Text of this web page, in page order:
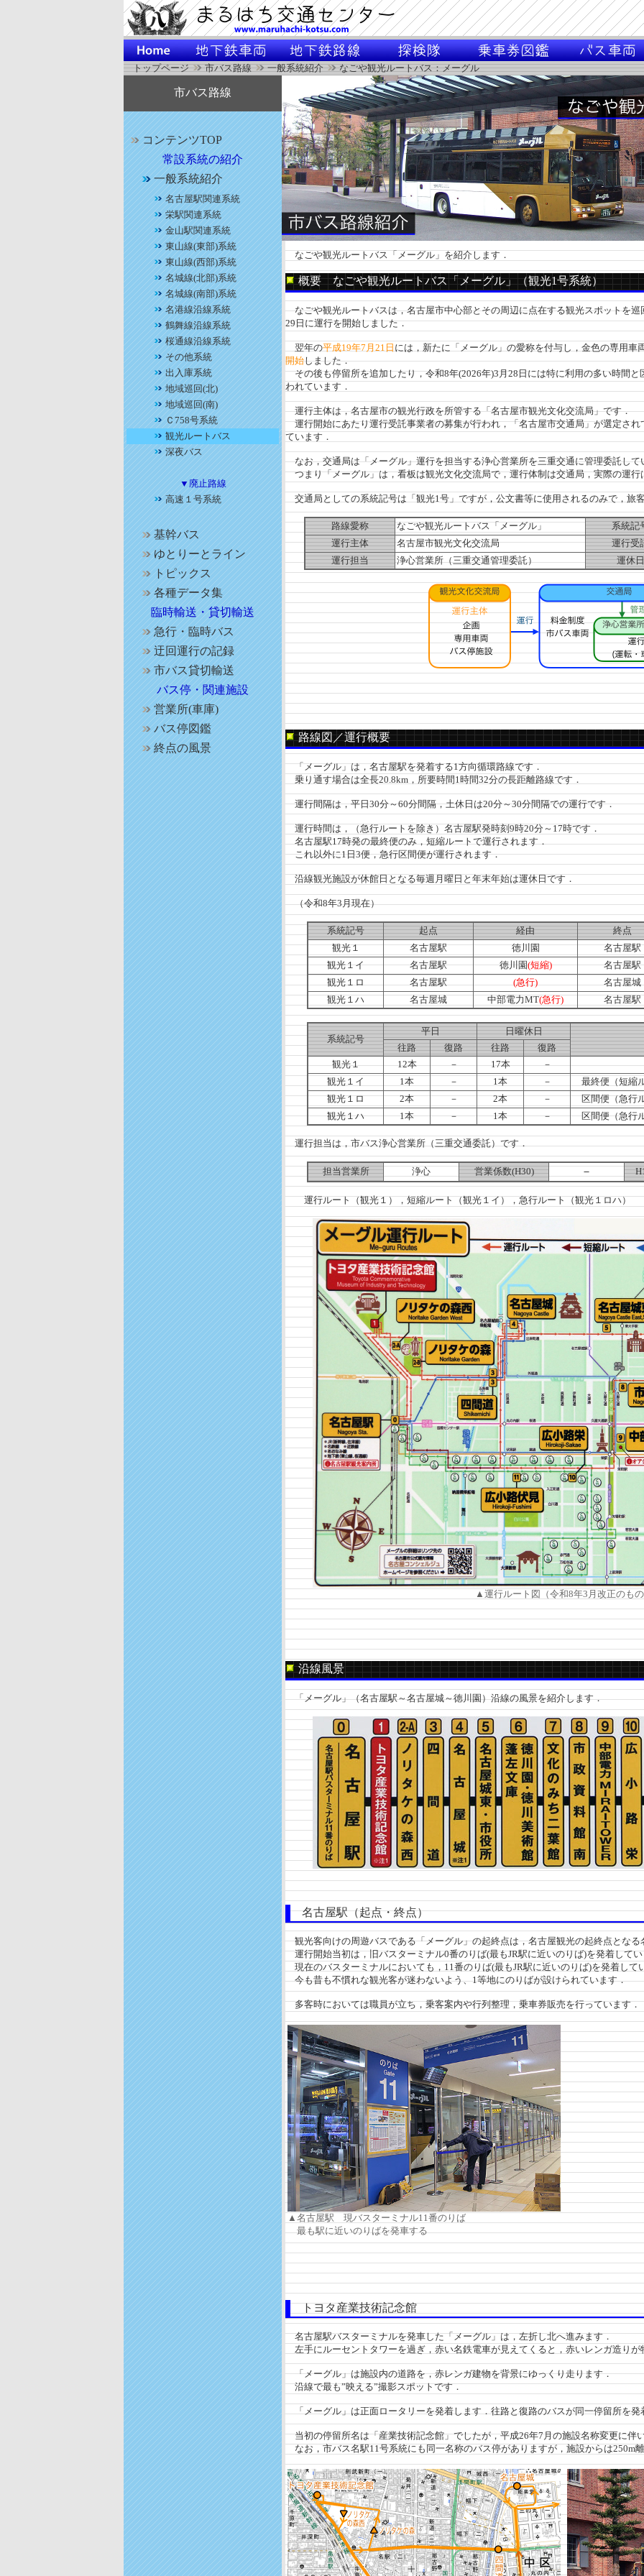
トップページ 市バス路線 一般系統紹介 なごや観光ルートバス：メーグル
市バス路線
コンテンツTOP
常設系統の紹介
一般系統紹介
名古屋駅関連系統
栄駅関連系統
金山駅関連系統
東山線(東部)系統
東山線(西部)系統
名城線(北部)系統
名城線(南部)系統
名港線沿線系統
鶴舞線沿線系統
桜通線沿線系統
その他系統
出入庫系統
地域巡回(北)
地域巡回(南)
Ｃ758号系統
観光ルートバス
深夜バス
▼廃止路線
高速１号系統
基幹バス
ゆとりーとライン
トピックス
各種データ集
臨時輸送・貸切輸送
急行・臨時バス
迂回運行の記録
市バス貸切輸送
バス停・関連施設
営業所(車庫)
バス停図鑑
終点の風景
なごや観光ルートバス「メーグル」を紹介します．
概要 なごや観光ルートバス「メーグル」（観光1号系統）
なごや観光ルートバスは，名古屋市中心部とその周辺に点在する観光スポットを巡
29日に運行を開始しました．
翌年の平成19年7月21日 には，新たに「メーグル」の愛称を付与し，金色の専用車
開始しました．
その後も停留所を追加したり，令和8年(2026年)3月28日には特に利用の多い時間と
われています．
運行主体は，名古屋市の観光行政を所管する「名古屋市観光文化交流局」です．
運行開始にあたり運行受託事業者の募集が行われ，「名古屋市交通局」が選定され
ています．
なお，交通局は「メーグル」運行を担当する浄心営業所を三重交通に管理委託して
つまり「メーグル」は，看板は観光文化交流局で，運行体制は交通局，実際の運行
交通局としての系統記号は「観光1号」ですが，公文書等に使用されるのみで，旅
路線愛称 なごや観光ルートバス「メーグル」
系統記
運行主体
名古屋市観光文化交流局
運行受
運行担当
浄心営業所（三重交通管理委託） 運休日
路線図／運行概要
「メーグル」は，名古屋駅を発着する1方向循環路線です．
乗り通す場合は全長20.8km，所要時間1時間32分の長距離路線です．
運行間隔は，平日30分～60分間隔，土休日は20分～30分間隔での運行です．
運行時間は，（急行ルートを除き）名古屋駅発時刻9時20分～17時です．
名古屋駅17時発の最終便のみ，短縮ルートで運行されます．
これ以外に1日3便，急行区間便が運行されます．
沿線観光施設が休館日となる毎週月曜日と年末年始は運休日です．
（令和8年3月現在）
系統記号 起点 経由
終点
観光１
名古屋駅 徳川園
名古屋駅
観光１イ
名古屋駅 徳川園(短縮)
名古屋駅
観光１ロ
名古屋駅 (急行)
名古屋城
観光１ハ
名古屋城 中部電力MT(急行) 名古屋駅
系統記号
平日
日曜休日
往路
復路 往路
復路
観光１
12本 － 17本
－
観光１イ
1本 － 1本 －
最終便（短縮
観光１ロ
2本 － 2本 －
区間便（急行
観光１ハ
1本 － 1本 － 区間便（急行
運行担当は，市バス浄心営業所（三重交通委託）です．
担当営業所 浄心 営業係数(H30) －
運行ルート（観光１），短縮ルート（観光１イ），急行ルート（観光１ロハ）
▲運行ルート図（令和8年3月改正のも
沿線風景
「メーグル」（名古屋駅～名古屋城～徳川園）沿線の風景を紹介します．
名古屋駅（起点・終点）
観光客向けの周遊バスである「メーグル」の起終点は，名古屋観光の起終点となる
運行開始当初は，旧バスターミナル0番のりば(最もJR駅に近いのりば)を発着して
現在のバスターミナルにおいても，11番のりば(最もJR駅に近いのりば)を発着して
今も昔も不慣れな観光客が迷わないよう、1等地にのりばが設けられています．
多客時においては職員が立ち，乗客案内や行列整理，乗車券販売を行っています．
▲名古屋駅 現バスターミナル11番のりば
最も駅に近いのりばを発車する
トヨタ産業技術記念館
名古屋駅バスターミナルを発車した「メーグル」は，左折し北へ進みます．
左手にルーセントタワーを過ぎ，赤い名鉄電車が見えてくると，赤いレンガ造り
「メーグル」は施設内の道路を，赤レンガ建物を背景にゆっくり走ります．
沿線で最も”映える”撮影スポットです．
「メーグル」は正面ロータリーを発着します．往路と復路のバスが同一停留所を発
当初の停留所名は「産業技術記念館」でしたが，平成26年7月の施設名称変更に伴
なお，市バス名駅11号系統にも同一名称のバス停がありますが，施設からは250m